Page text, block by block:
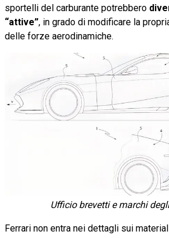
sportelli del carburante potrebbero
“attive”, in grado di modificare la
delle forze aerodinamiche.
Ufficio brevetti e marchi
Ferrari non entra nei dettagli sui